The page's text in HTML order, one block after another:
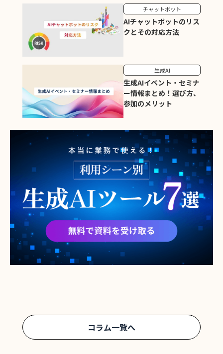
チャットボット
AIチャットボットのリス
クとその対応方法
生成AI
生成AIイベント・セミナ
ー情報まとめ！選び方、
参加のメリット
コラム一覧へ